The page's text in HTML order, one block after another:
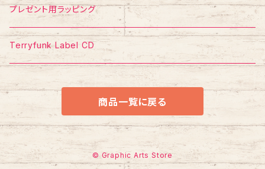
プレゼント用ラッピング
Terryfunk Label CD
商品一覧に戻る
© Graphic Arts Store